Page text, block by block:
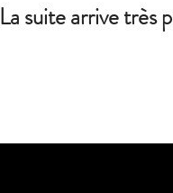
La suite arrive très